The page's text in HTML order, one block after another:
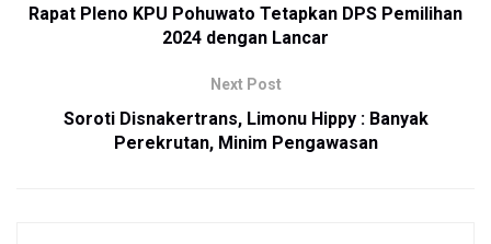
Rapat Pleno KPU Pohuwato Tetapkan DPS Pemilihan
2024 dengan Lancar
Next Post
Soroti Disnakertrans, Limonu Hippy : Banyak
Perekrutan, Minim Pengawasan